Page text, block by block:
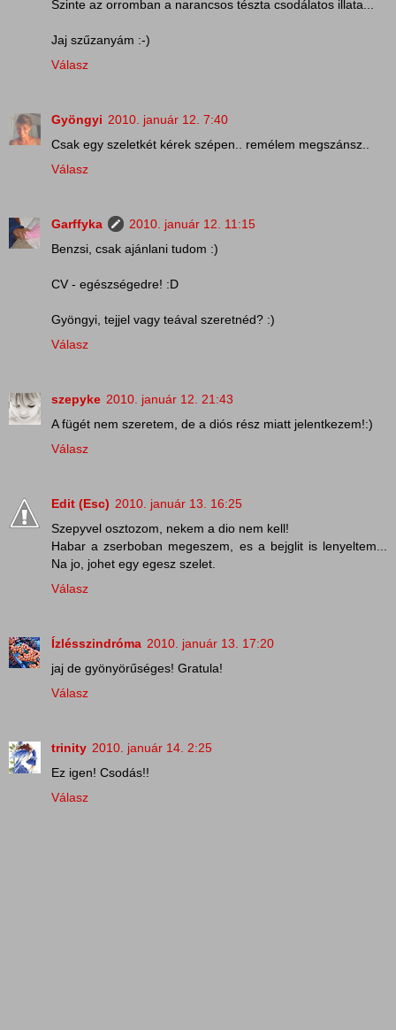
Szinte az orromban a narancsos tészta csodálatos illata...
Jaj szűzanyám :-)
Válasz
Gyöngyi 2010. január 12. 7:40
Csak egy szeletkét kérek szépen.. remélem megszánsz..
Válasz
Garffyka
2010. január 12. 11:15
Benzsi, csak ajánlani tudom :)
CV - egészségedre! :D
Gyöngyi, tejjel vagy teával szeretnéd? :)
Válasz
szepyke 2010. január 12. 21:43
A fügét nem szeretem, de a diós rész miatt jelentkezem!:)
Válasz
Edit (Esc) 2010. január 13. 16:25
Szepyvel osztozom, nekem a dio nem kell!
Habar a zserboban megeszem, es a bejglit is lenyeltem...
Na jo, johet egy egesz szelet.
Válasz
Ízlésszindróma 2010. január 13. 17:20
jaj de gyönyörűséges! Gratula!
Válasz
trinity 2010. január 14. 2:25
Ez igen! Csodás!!
Válasz